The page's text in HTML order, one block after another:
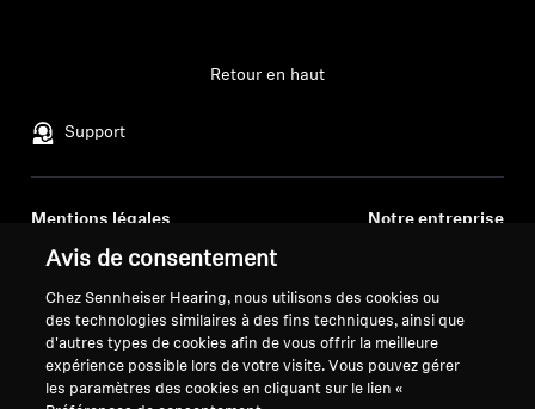
Support
Retour en haut
Mentions légales
Politique de confidentialité
Conditions générales de vente en
ligne aux consommateurs
Politique de divulgation
coordonnée des vulnérabilités
Notre entreprise
Contacts presse
Salle de presse
Ambassadeurs de la
marque Sennheiser
Avis de consentement
Chez Sennheiser Hearing, nous utilisons des cookies ou
des technologies similaires à des fins techniques, ainsi que
d'autres types de cookies afin de vous offrir la meilleure
expérience possible lors de votre visite. Vous pouvez gérer
les paramètres des cookies en cliquant sur le lien «